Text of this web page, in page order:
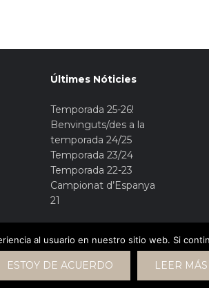
Últimes Nóticies
Temporada 25-26!
Benvinguts/des a la
temporada 24/25
Temporada 23/24
Temporada 22-23
Campionat d’Espanya
21
al usuario en nuestro sitio web. Si
ESTOY DE ACUERDO LEER MÁS